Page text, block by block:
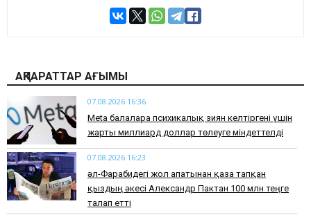
АҚПАРАТТАР АҒЫМЫ
07.08.2026 16:36
Meta балаларға психикалық зиян келтіргені үшін
жарты миллиард доллар төлеуге міндеттелді
07.08.2026 16:23
әл-Фарабидегі жол апатынан қаза тапқан
қыздың әкесі Александр Пактан 100 млн теңге
талап етті